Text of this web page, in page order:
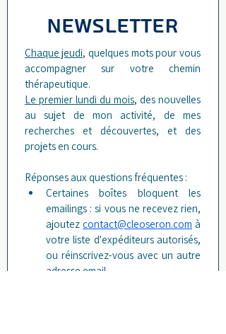
Newsletter
Chaque jeudi, quelques mots pour vous
accompagner sur votre chemin
thérapeutique.
Le premier lundi du mois, des nouvelles
au sujet de mon activité, de mes
recherches et découvertes, et des
Certaines boîtes bloquent les
emailings : si vous ne recevez rien,
ajoutez contact@cleoseron.com à
votre liste d'expéditeurs autorisés,
ou réinscrivez-vous avec un autre
adresse email.